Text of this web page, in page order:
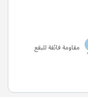
مقاومة فائقة للبقع